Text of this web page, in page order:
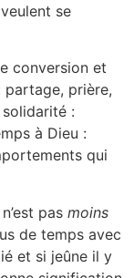
se
conversion et
prière,
solidarité :
à Dieu :
qui
pas moins
de temps avec
et si jeûne il y